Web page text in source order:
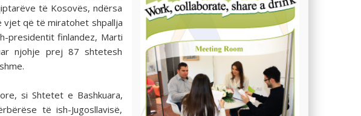
të Kosovës, ndërsa
vjet që të miratohet shpallja
presidentit finlandez, Marti
njohje prej 87 shtetesh
si Shtetet e Bashkuara,
të ish-Jugosllavisë,